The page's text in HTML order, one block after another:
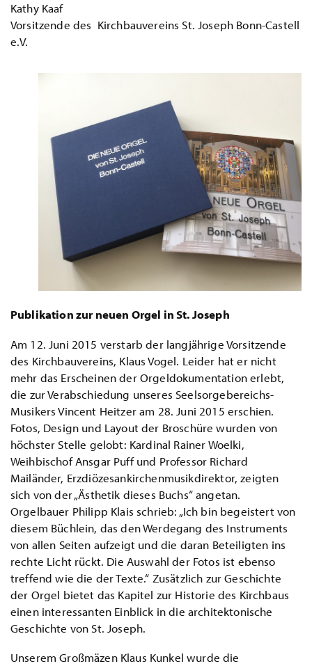
Kathy Kaaf
Vorsitzende des Kirchbauvereins St. Joseph Bonn-Castell
e.V.
Publikation zur neuen Orgel in St. Joseph
Am 12. Juni 2015 verstarb der langjährige Vorsitzende
des Kirchbauvereins, Klaus Vogel. Leider hat er nicht
mehr das Erscheinen der Orgeldokumentation erlebt,
die zur Verabschiedung unseres Seelsorgebereichs-
Musikers Vincent Heitzer am 28. Juni 2015 erschien.
Fotos, Design und Layout der Broschüre wurden von
höchster Stelle gelobt: Kardinal Rainer Woelki,
Weihbischof Ansgar Puff und Professor Richard
Mailänder, Erzdiözesankirchenmusikdirektor, zeigten
sich von der „Ästhetik dieses Buchs“ angetan.
Orgelbauer Philipp Klais schrieb: „Ich bin begeistert von
diesem Büchlein, das den Werdegang des Instruments
von allen Seiten aufzeigt und die daran Beteiligten ins
rechte Licht rückt. Die Auswahl der Fotos ist ebenso
treffend wie die der Texte.“ Zusätzlich zur Geschichte
der Orgel bietet das Kapitel zur Historie des Kirchbaus
einen interessanten Einblick in die architektonische
Geschichte von St. Joseph.
Unserem Großmäzen Klaus Kunkel wurde die